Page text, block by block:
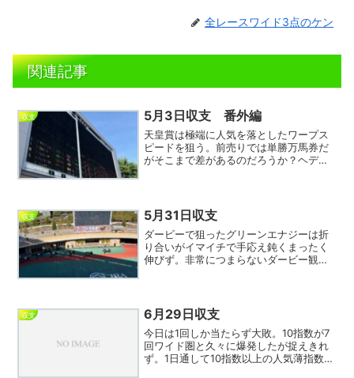
全レースワイド3点のケン
関連記事
収支 5月3日収支 番外編
天皇賞は極端に人気を落としたワープス
ピードを狙う。前売りでは単勝万馬券だ
がそこまで差があるのだろうか？ヘデン
今回は横山和が大...
収支 5月31日収支
ダービーで狙ったグリーンエナジーは折
り合いがイマイチで手応え鈍くまったく
伸びず。非常につまらないダービー観戦
に見えないのだが変幻自在...
収支 6月29日収支
今日は1回しか当たらず大敗。10指数が7
回ワイド圏と久々に爆発したが捉えきれ
ず。1日通して10指数以上の人気薄指数が